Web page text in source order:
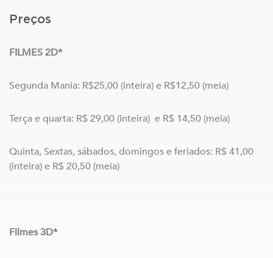
Preços
FILMES 2D*
Segunda Mania: R$25,00 (inteira) e R$12,50 (meia)
Terça e quarta: R$ 29,00 (inteira) e R$ 14,50 (meia)
Quinta, Sextas, sábados, domingos e feriados: R$ 41,00
(inteira) e R$ 20,50 (meia)
Filmes 3D*